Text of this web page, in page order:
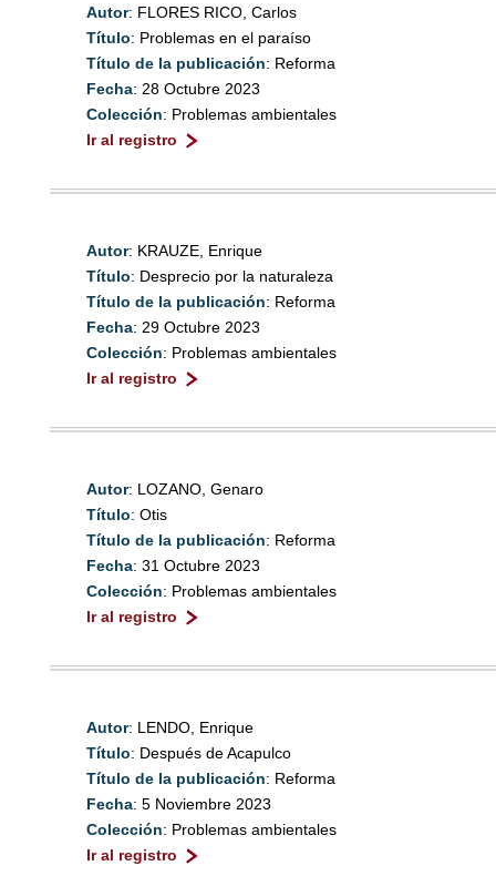
Autor: FLORES RICO, Carlos
Título: Problemas en el paraíso
Título de la publicación: Reforma
Fecha: 28 Octubre 2023
Colección: Problemas ambientales
Ir al registro
Autor: KRAUZE, Enrique
Título: Desprecio por la naturaleza
Título de la publicación: Reforma
Fecha: 29 Octubre 2023
Colección: Problemas ambientales
Ir al registro
Autor: LOZANO, Genaro
Título: Otis
Título de la publicación: Reforma
Fecha: 31 Octubre 2023
Colección: Problemas ambientales
Ir al registro
Autor: LENDO, Enrique
Título: Después de Acapulco
Título de la publicación: Reforma
Fecha: 5 Noviembre 2023
Colección: Problemas ambientales
Ir al registro